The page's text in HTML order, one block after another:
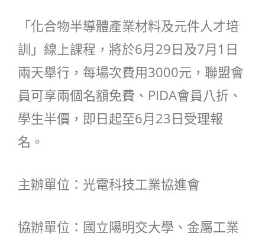
「化合物半導體產業材料及元件人才培
訓」線上課程，將於6月29日及7月1日
兩天舉行，每場次費用3000元，聯盟會
員可享兩個名額免費、PIDA會員八折、
學生半價，即日起至6月23日受理報
名。
主辦單位：光電科技工業協進會
協辦單位：國立陽明交大學、金屬工業